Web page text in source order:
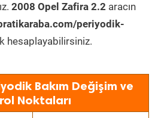
2008 Opel Zafira 2.2 aracın
periyodik-
hesaplayabilirsiniz.
Bakım Değişim ve
Noktaları